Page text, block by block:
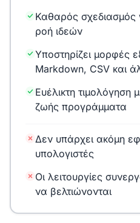
Καθαρός σχεδιασμός
ροή ιδεών
Υποστηρίζει μορφές
Markdown, CSV και
Ευέλικτη τιμολόγηση
ζωής προγράμματα
Δεν υπάρχει ακόμη
υπολογιστές
Οι λειτουργίες
να βελτιώνονται